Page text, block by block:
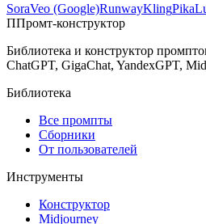
SoraVeo (Google)RunwayKlingPika
ППромт-конструктор
Библиотека и конструктор
ChatGPT, GigaChat, YandexGPT,
Библиотека
Все промпты
Сборники
От пользователей
Инструменты
Конструктор
Midjourney